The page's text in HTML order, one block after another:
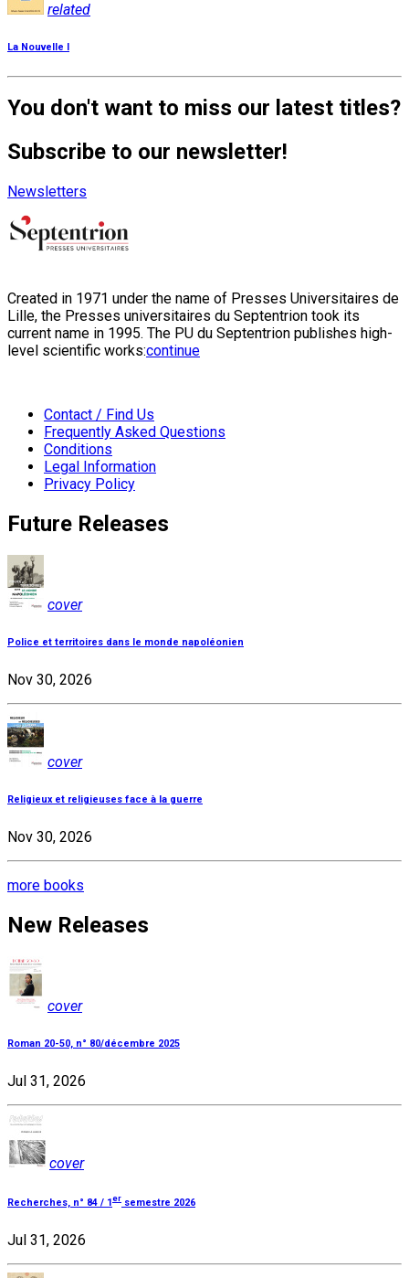
related
La Nouvelle I
You don't want to miss our latest titles?
Subscribe to our newsletter!
Newsletters
Created in 1971 under the name of Presses Universitaires de
Lille, the Presses universitaires du Septentrion took its
current name in 1995. The PU du Septentrion publishes high-
level scientific works:continue
Contact / Find Us
Frequently Asked Questions
Conditions
Legal Information
Privacy Policy
Future Releases
cover
Police et territoires dans le monde napoléonien
Nov 30, 2026
cover
Religieux et religieuses face à la guerre
Nov 30, 2026
more books
New Releases
cover
Roman 20-50, n° 80/décembre 2025
Jul 31, 2026
cover
Recherches, n° 84 / 1 er semestre 2026
Jul 31, 2026